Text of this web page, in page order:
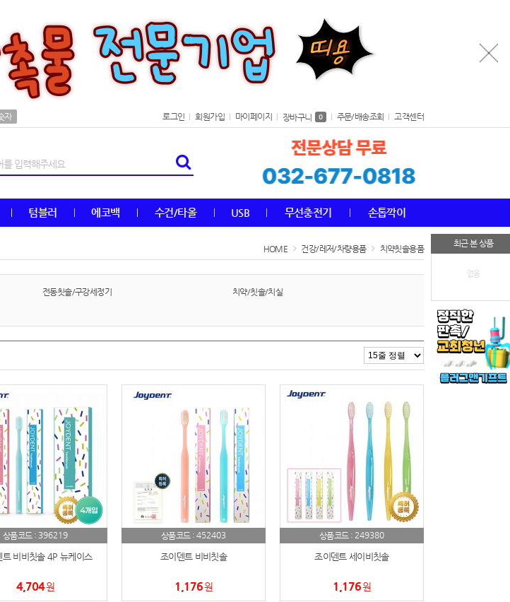
자 로그인 회원가입 마이페이지 장바구니 0 주문/배송조회 고객센터
텀블러 에코백 수건/타올 USB 무선충전기 손톱깍이
최근 본 상품
없음
HOME 건강/레저/차량용품 치약칫솔용품
전동칫솔/구강세정기
치약/칫솔/치실
상품코드 : 396219
트 비비칫솔 4P 뉴케이스
4,704원
상품코드 : 452403
조이덴트 비비칫솔
1,176원
상품코드 : 249380
조이덴트 세이비칫솔
1,176원